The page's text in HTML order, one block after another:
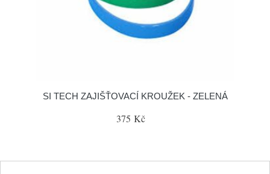
SI TECH ZAJIŠŤOVACÍ KROUŽEK - ZELENÁ
375 Kč